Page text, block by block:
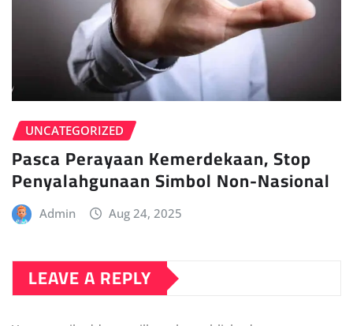
UNCATEGORIZED
Pasca Perayaan Kemerdekaan, Stop
Penyalahgunaan Simbol Non-Nasional
Admin Aug 24, 2025
LEAVE A REPLY